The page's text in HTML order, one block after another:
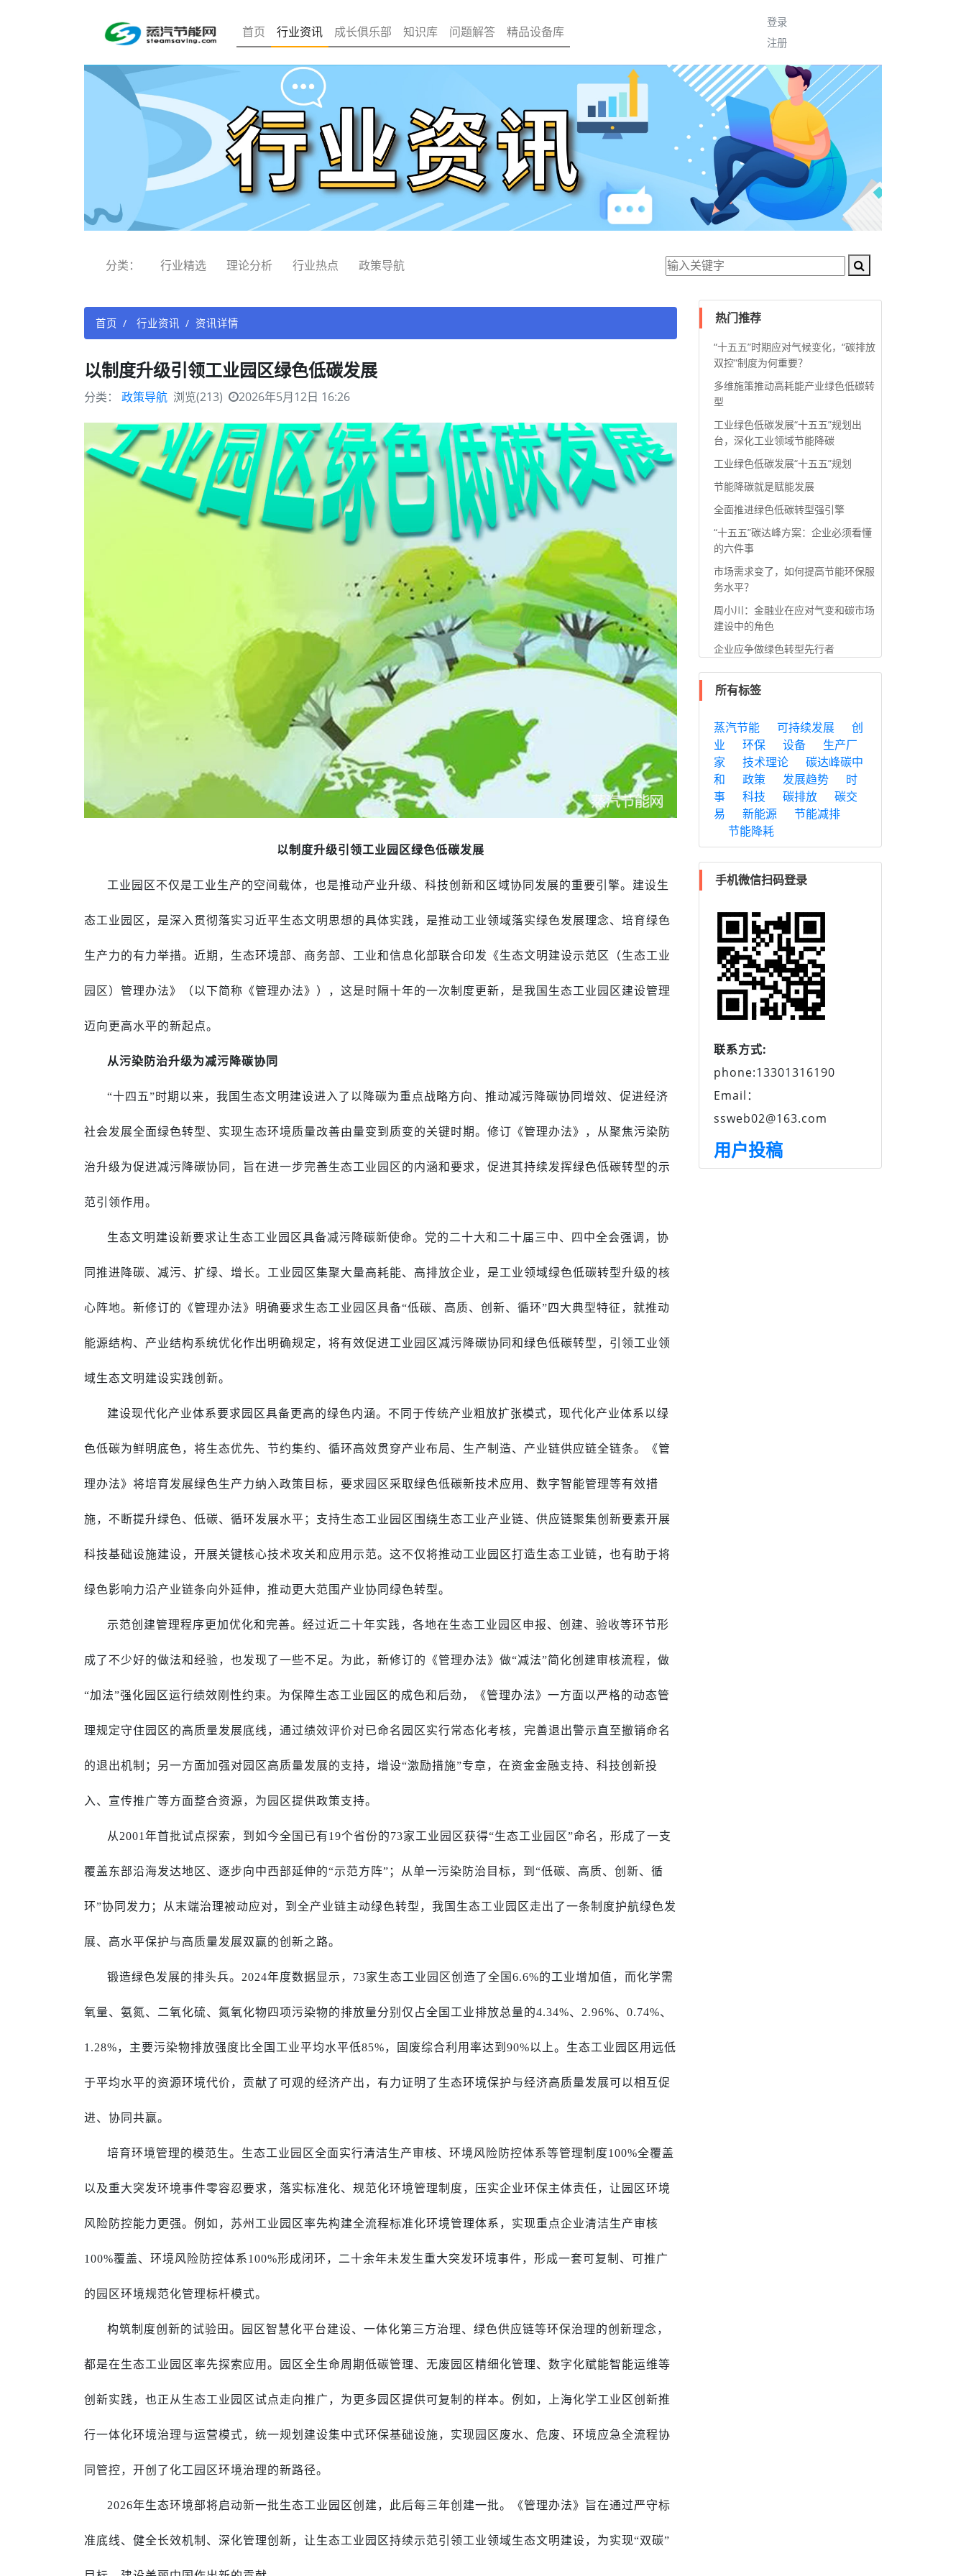
首页 行业资讯 成长俱乐部 知识库 问题解答 精品设备库
登录
注册
分类： 行业精选 理论分析 行业热点 政策导航
首页 行业资讯 资讯详情
以制度升级引领工业园区绿色低碳发展
分类： 政策导航 浏览(213) 2026年5月12日 16:26
以制度升级引领工业园区绿色低碳发展
工业园区不仅是工业生产的空间载体，也是推动产业升级、科技创新和区域协同发展的重要引擎。建设生
态工业园区，是深入贯彻落实习近平生态文明思想的具体实践，是推动工业领域落实绿色发展理念、培育绿色
生产力的有力举措。近期，生态环境部、商务部、工业和信息化部联合印发《生态文明建设示范区（生态工业
园区）管理办法》（以下简称《管理办法》），这是时隔十年的一次制度更新，是我国生态工业园区建设管理
迈向更高水平的新起点。
从污染防治升级为减污降碳协同
“十四五”时期以来，我国生态文明建设进入了以降碳为重点战略方向、推动减污降碳协同增效、促进经济
社会发展全面绿色转型、实现生态环境质量改善由量变到质变的关键时期。修订《管理办法》，从聚焦污染防
治升级为促进减污降碳协同，旨在进一步完善生态工业园区的内涵和要求，促进其持续发挥绿色低碳转型的示
范引领作用。
生态文明建设新要求让生态工业园区具备减污降碳新使命。党的二十大和二十届三中、四中全会强调，协
同推进降碳、减污、扩绿、增长。工业园区集聚大量高耗能、高排放企业，是工业领域绿色低碳转型升级的核
心阵地。新修订的《管理办法》明确要求生态工业园区具备“低碳、高质、创新、循环”四大典型特征，就推动
能源结构、产业结构系统优化作出明确规定，将有效促进工业园区减污降碳协同和绿色低碳转型，引领工业领
域生态文明建设实践创新。
建设现代化产业体系要求园区具备更高的绿色内涵。不同于传统产业粗放扩张模式，现代化产业体系以绿
色低碳为鲜明底色，将生态优先、节约集约、循环高效贯穿产业布局、生产制造、产业链供应链全链条。《管
理办法》将培育发展绿色生产力纳入政策目标，要求园区采取绿色低碳新技术应用、数字智能管理等有效措
施，不断提升绿色、低碳、循环发展水平；支持生态工业园区围绕生态工业产业链、供应链聚集创新要素开展
科技基础设施建设，开展关键核心技术攻关和应用示范。这不仅将推动工业园区打造生态工业链，也有助于将
绿色影响力沿产业链条向外延伸，推动更大范围产业协同绿色转型。
示范创建管理程序更加优化和完善。经过近二十年实践，各地在生态工业园区申报、创建、验收等环节形
成了不少好的做法和经验，也发现了一些不足。为此，新修订的《管理办法》做“减法”简化创建审核流程，做
“加法”强化园区运行绩效刚性约束。为保障生态工业园区的成色和后劲，《管理办法》一方面以严格的动态管
理规定守住园区的高质量发展底线，通过绩效评价对已命名园区实行常态化考核，完善退出警示直至撤销命名
的退出机制；另一方面加强对园区高质量发展的支持，增设“激励措施”专章，在资金金融支持、科技创新投
入、宣传推广等方面整合资源，为园区提供政策支持。
从2001年首批试点探索，到如今全国已有19个省份的73家工业园区获得“生态工业园区”命名，形成了一支
覆盖东部沿海发达地区、逐步向中西部延伸的“示范方阵”；从单一污染防治目标，到“低碳、高质、创新、循
环”协同发力；从末端治理被动应对，到全产业链主动绿色转型，我国生态工业园区走出了一条制度护航绿色发
展、高水平保护与高质量发展双赢的创新之路。
锻造绿色发展的排头兵。2024年度数据显示，73家生态工业园区创造了全国6.6%的工业增加值，而化学需
氧量、氨氮、二氧化硫、氮氧化物四项污染物的排放量分别仅占全国工业排放总量的4.34%、2.96%、0.74%、
1.28%，主要污染物排放强度比全国工业平均水平低85%，固废综合利用率达到90%以上。生态工业园区用远低
于平均水平的资源环境代价，贡献了可观的经济产出，有力证明了生态环境保护与经济高质量发展可以相互促
进、协同共赢。
培育环境管理的模范生。生态工业园区全面实行清洁生产审核、环境风险防控体系等管理制度100%全覆盖
以及重大突发环境事件零容忍要求，落实标准化、规范化环境管理制度，压实企业环保主体责任，让园区环境
风险防控能力更强。例如，苏州工业园区率先构建全流程标准化环境管理体系，实现重点企业清洁生产审核
100%覆盖、环境风险防控体系100%形成闭环，二十余年未发生重大突发环境事件，形成一套可复制、可推广
的园区环境规范化管理标杆模式。
构筑制度创新的试验田。园区智慧化平台建设、一体化第三方治理、绿色供应链等环保治理的创新理念，
都是在生态工业园区率先探索应用。园区全生命周期低碳管理、无废园区精细化管理、数字化赋能智能运维等
创新实践，也正从生态工业园区试点走向推广，为更多园区提供可复制的样本。例如，上海化学工业区创新推
行一体化环境治理与运营模式，统一规划建设集中式环保基础设施，实现园区废水、危废、环境应急全流程协
同管控，开创了化工园区环境治理的新路径。
2026年生态环境部将启动新一批生态工业园区创建，此后每三年创建一批。《管理办法》旨在通过严守标
准底线、健全长效机制、深化管理创新，让生态工业园区持续示范引领工业领域生态文明建设，为实现“双碳”
热门推荐
“十五五”时期应对气候变化，“碳排放
双控”制度为何重要？
多维施策推动高耗能产业绿色低碳转
型
工业绿色低碳发展“十五五”规划出
台，深化工业领域节能降碳
工业绿色低碳发展“十五五”规划
节能降碳就是赋能发展
全面推进绿色低碳转型强引擎
“十五五”碳达峰方案：企业必须看懂
的六件事
市场需求变了，如何提高节能环保服
务水平？
周小川：金融业在应对气变和碳市场
建设中的角色
企业应争做绿色转型先行者
所有标签
蒸汽节能 可持续发展
创
业
环保 设备
生产厂
家
技术理论
碳达峰碳中
和
政策 发展趋势
时
事
科技 碳排放
碳交
易
新能源
节能减排
节能降耗
手机微信扫码登录
联系方式:
phone:13301316190
Email：
ssweb02@163.com
用户投稿